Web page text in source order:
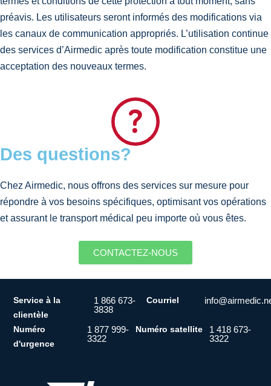
préavis. Les utilisateurs seront informés des modifications via
les canaux de communication appropriés. L’utilisation continue
des services d’Airmedic après toute modification constitue une
acceptation des nouveaux termes.
Des questions?
Chez Airmedic, nous offrons des services sur mesure pour
répondre à vos besoins spécifiques, optimisant vos opérations
et assurant le transport médical peu importe où vous êtes.
CONTACTEZ-NOUS
Service à la
clientèle
1 866 673-
3838
Courriel
Numéro
d'urgence
1 877 999-
3322
Numéro satellite
1 418 673-
3322